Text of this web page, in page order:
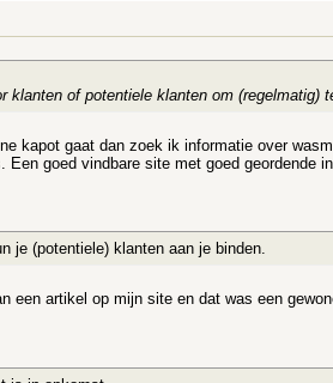
of potentiele klanten om (regelmatig)
kapot gaat dan zoek ik informatie over
goed vindbare site met goed geordende
je (potentiele) klanten aan je binden.
een artikel op mijn site en dat was een